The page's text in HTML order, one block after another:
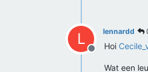
L
Offline
lennardd
Hoi
Wat een